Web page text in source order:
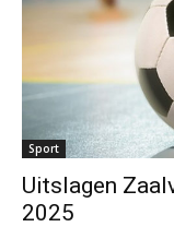
Sport
Uitslagen
2025